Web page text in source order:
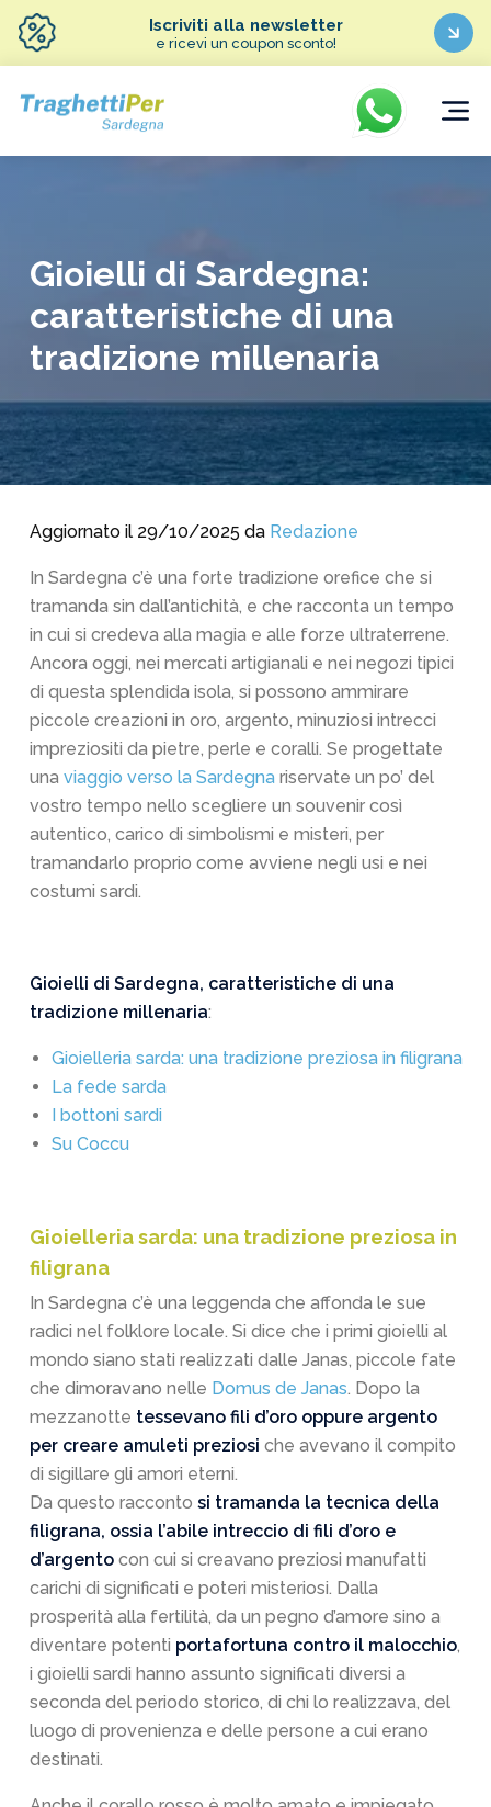
Iscriviti alla newsletter
e ricevi un coupon sconto!
Gioielli di Sardegna:
caratteristiche di una
tradizione millenaria
Aggiornato il 29/10/2025 da Redazione
In Sardegna c’è una forte tradizione orefice che si
tramanda sin dall’antichità, e che racconta un tempo
in cui si credeva alla magia e alle forze ultraterrene.
Ancora oggi, nei mercati artigianali e nei negozi tipici
di questa splendida isola, si possono ammirare
piccole creazioni in oro, argento, minuziosi intrecci
impreziositi da pietre, perle e coralli. Se progettate
una viaggio verso la Sardegna riservate un po’ del
vostro tempo nello scegliere un souvenir così
autentico, carico di simbolismi e misteri, per
tramandarlo proprio come avviene negli usi e nei
costumi sardi.
Gioielli di Sardegna, caratteristiche di una
tradizione millenaria:
Gioielleria sarda: una tradizione preziosa in filigrana
La fede sarda
I bottoni sardi
Su Coccu
Gioielleria sarda: una tradizione preziosa in
filigrana
In Sardegna c’è una leggenda che affonda le sue
radici nel folklore locale. Si dice che i primi gioielli al
mondo siano stati realizzati dalle Janas, piccole fate
che dimoravano nelle Domus de Janas. Dopo la
mezzanotte tessevano fili d’oro oppure argento
per creare amuleti preziosi che avevano il compito
di sigillare gli amori eterni.
Da questo racconto si tramanda la tecnica della
filigrana, ossia l’abile intreccio di fili d’oro e
d’argento con cui si creavano preziosi manufatti
carichi di significati e poteri misteriosi. Dalla
prosperità alla fertilità, da un pegno d’amore sino a
diventare potenti portafortuna contro il malocchio,
i gioielli sardi hanno assunto significati diversi a
seconda del periodo storico, di chi lo realizzava, del
luogo di provenienza e delle persone a cui erano
destinati.